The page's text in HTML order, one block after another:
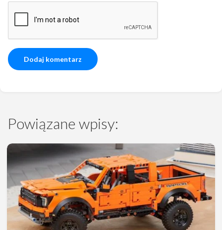
Powiązane wpisy: